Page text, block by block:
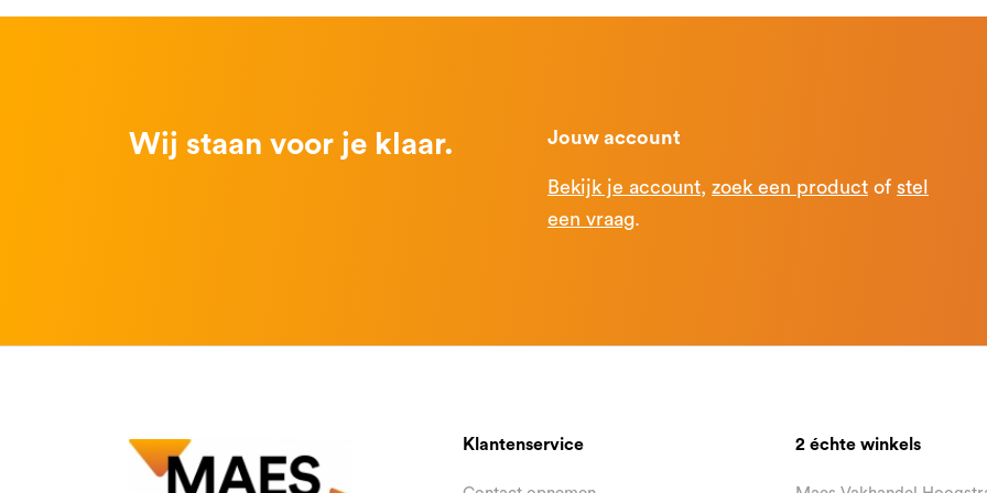
Wij staan voor je klaar. Jouw account
Bekijk je account, zoek een product of stel
een vraag.
Klantenservice 2 échte winkels